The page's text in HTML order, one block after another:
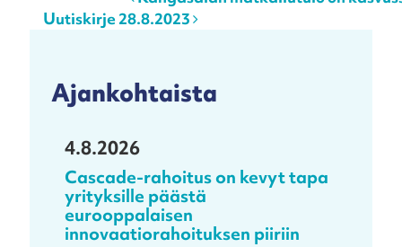
Uutiskirje 28.8.2023
Ajankohtaista
4.8.2026
Cascade-rahoitus on kevyt tapa
yrityksille päästä
eurooppalaisen
innovaatiorahoituksen piiriin